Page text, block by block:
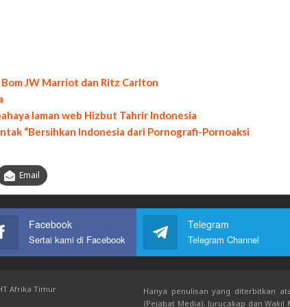
JW Marriot dan Ritz Carlton
laman web Hizbut Tahrir Indonesia
“Bersihkan Indonesia dari Pornografi-Pornoaksi
Email
Facebook
Sertai kami di Facebook
Telegram
Telegram Channel
Afrika Timur
Hanya penulisan yang diterbitkan
(Pejabat Media), Jurucakap dan